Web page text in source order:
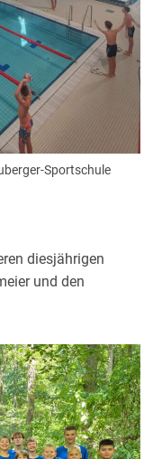
Sportschule
diesjährigen
und den